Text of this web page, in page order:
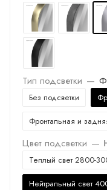
Тип подсветки —
Без подсветки
Фронтальная и
Цвет подсветки —
Теплый свет 2800-
Нейтральный свет